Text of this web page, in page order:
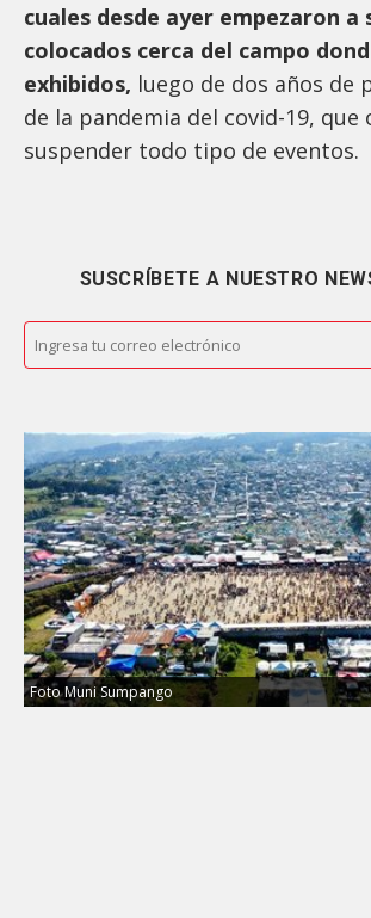
cuales desde ayer empezaron a
colocados cerca del campo
exhibidos, luego de dos años de
de la pandemia del covid-19, que
suspender todo tipo de eventos.
SUSCRÍBETE A NUESTRO
Foto Muni Sumpango